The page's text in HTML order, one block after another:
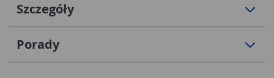
Szczegóły
Porady